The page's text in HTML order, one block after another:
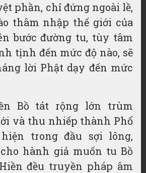
phần, chỉ đứng ngoài lề,
thâm nhập thế giới của
bước đường tu, tùy tâm
tịnh đến mức độ nào, sẽ
lời Phật dạy đến mức
Bồ tát rộng lớn trùm
và thu nhiếp thành Phổ
trong đầu sợi lông,
hành giả muốn tu Bồ
đều truyền pháp âm